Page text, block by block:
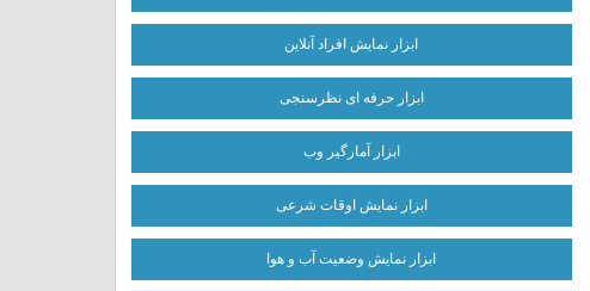
ابزار نمایش افراد آنلاین
ابزار حرفه ای نظرسنجی
ابزار آمارگیر وب
ابزار نمایش اوقات شرعی
ابزار نمایش وضعیت آب و هوا